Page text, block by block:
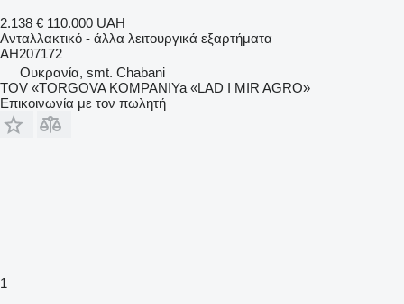
2.138 € 110.000 UAH
Ανταλλακτικό - άλλα λειτουργικά εξαρτήματα
AH207172
Ουκρανία, smt. Chabani
TOV «TORGOVA KOMPANIYa «LAD I MIR AGRO»
Επικοινωνία με τον πωλητή
1